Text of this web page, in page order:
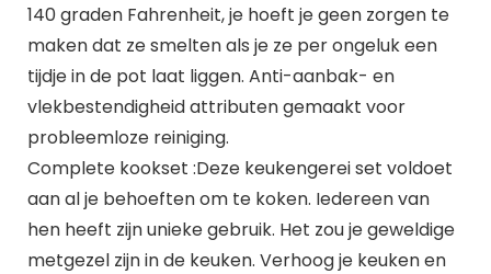
140 graden Fahrenheit, je hoeft je geen zorgen te
maken dat ze smelten als je ze per ongeluk een
tijdje in de pot laat liggen. Anti-aanbak- en
vlekbestendigheid attributen gemaakt voor
probleemloze reiniging.
Complete kookset :Deze keukengerei set voldoet
aan al je behoeften om te koken. Iedereen van
hen heeft zijn unieke gebruik. Het zou je geweldige
metgezel zijn in de keuken. Verhoog je keuken en